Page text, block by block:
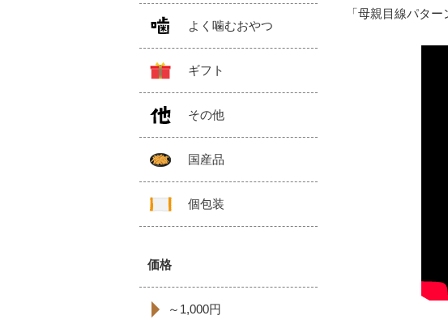
「母親目線パター
よく噛むおやつ
ギフト
その他
国産品
個包装
価格
～1,000円